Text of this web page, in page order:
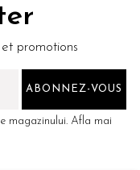
promotions
magazinului. Afla mai